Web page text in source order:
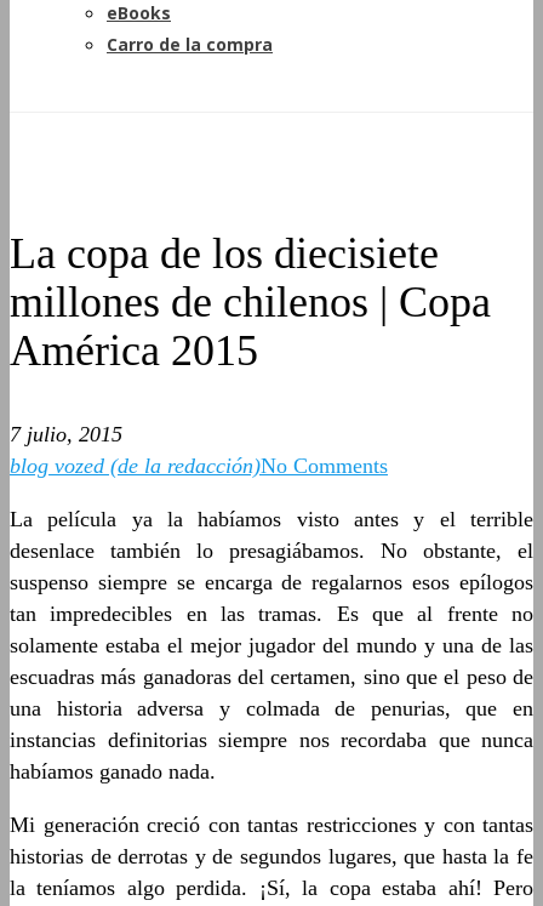
eBooks
Carro de la compra
La copa de los diecisiete
millones de chilenos | Copa
América 2015
7 julio, 2015
blog vozed (de la redacción)No Comments
La película ya la habíamos visto antes y el terrible
desenlace también lo presagiábamos. No obstante, el
suspenso siempre se encarga de regalarnos esos epílogos
tan impredecibles en las tramas. Es que al frente no
solamente estaba el mejor jugador del mundo y una de las
escuadras más ganadoras del certamen, sino que el peso de
una historia adversa y colmada de penurias, que en
instancias definitorias siempre nos recordaba que nunca
habíamos ganado nada.
Mi generación creció con tantas restricciones y con tantas
historias de derrotas y de segundos lugares, que hasta la fe
la teníamos algo perdida. ¡Sí, la copa estaba ahí! Pero